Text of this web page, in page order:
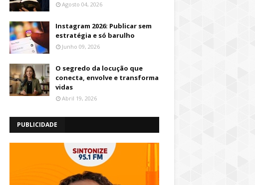
Agosto 04, 2026
Instagram 2026: Publicar sem
estratégia e só barulho
Junho 09, 2026
O segredo da locução que
conecta, envolve e transforma
vidas
Abril 19, 2026
PUBLICIDADE